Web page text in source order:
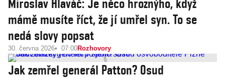
Miroslav Hlaváč: Je něco hroznýho, když
mámě musíte říct, že jí umřel syn. To se
nedá slovy popsat
30. června 2026 07:00Rozhovory
Jak zemřel generál Patton? Osud